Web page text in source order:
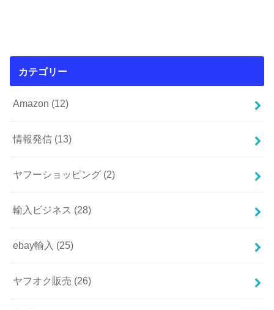
カテゴリー
Amazon (12)
情報発信 (13)
ヤフーショッピング (2)
輸入ビジネス (28)
ebay輸入 (25)
ヤフオク販売 (26)